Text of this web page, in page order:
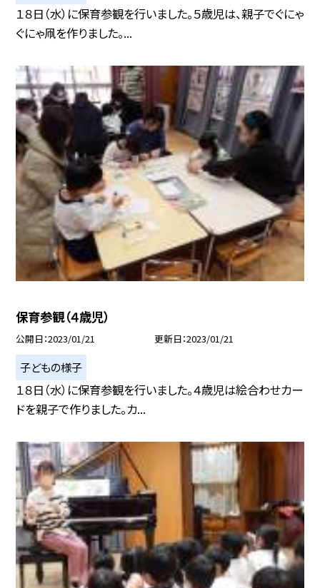
１８日（水）に保育参観を行いました。５歳児は、親子でぐにゃ
ぐにゃ凧を作りました。...
保育参観（４歳児）
公開日 2023/01/21 更新日 2023/01/21
子どもの様子
１８日（水）に保育参観を行いました。４歳児は絵合わせカー
ドを親子で作りました。カ...